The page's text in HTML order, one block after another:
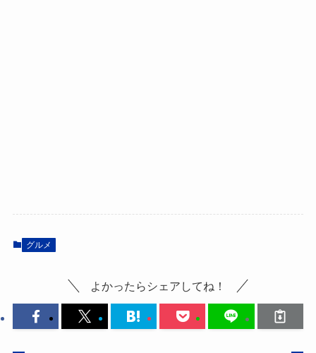
グルメ
よかったらシェアしてね！